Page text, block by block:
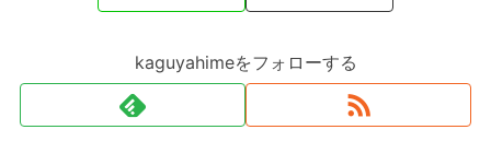
kaguyahimeをフォローする